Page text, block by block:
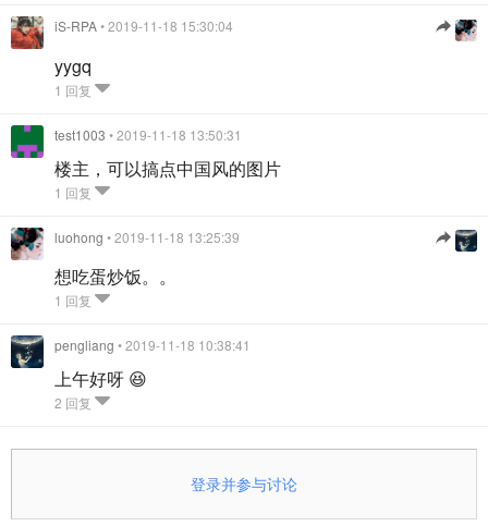
iS-RPA• 2019-11-18 15:30:04
yygq
1 回复
test1003 • 2019-11-18 13:50:31
楼主，可以搞点中国风的图片
1 回复
luohong • 2019-11-18 13:25:39
想吃蛋炒饭。。
1 回复
pengliang • 2019-11-18 10:38:41
上午好呀 😆
2 回复
登录并参与讨论